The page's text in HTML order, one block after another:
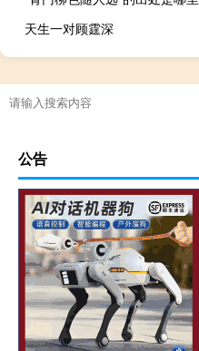
天生一对顾霆深
公告